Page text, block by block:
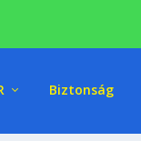
Biztonság